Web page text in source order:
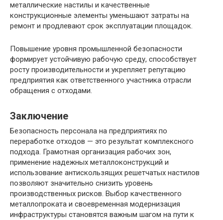
металлические настилы и качественные
конструкционные элементы уменьшают затраты на
ремонт и продлевают срок эксплуатации площадок.
Повышение уровня промышленной безопасности
формирует устойчивую рабочую среду, способствует
росту производительности и укрепляет репутацию
предприятия как ответственного участника отрасли
обращения с отходами.
Заключение
Безопасность персонала на предприятиях по
переработке отходов — это результат комплексного
подхода. Грамотная организация рабочих зон,
применение надежных металлоконструкций и
использование антискользящих решетчатых настилов
позволяют значительно снизить уровень
производственных рисков. Выбор качественного
металлопроката и своевременная модернизация
инфраструктуры становятся важным шагом на пути к